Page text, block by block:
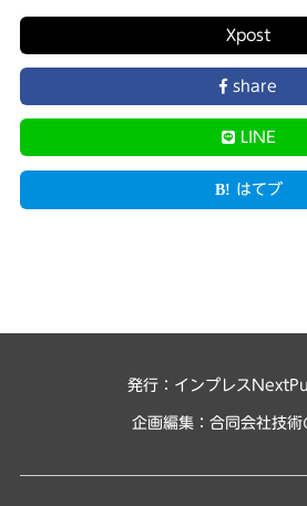
Xpost
share
LINE
はてブ
発行：インプレス
企画編集： 合同会社技術